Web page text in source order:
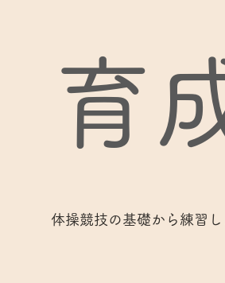
育
体操競技の基礎から練習し